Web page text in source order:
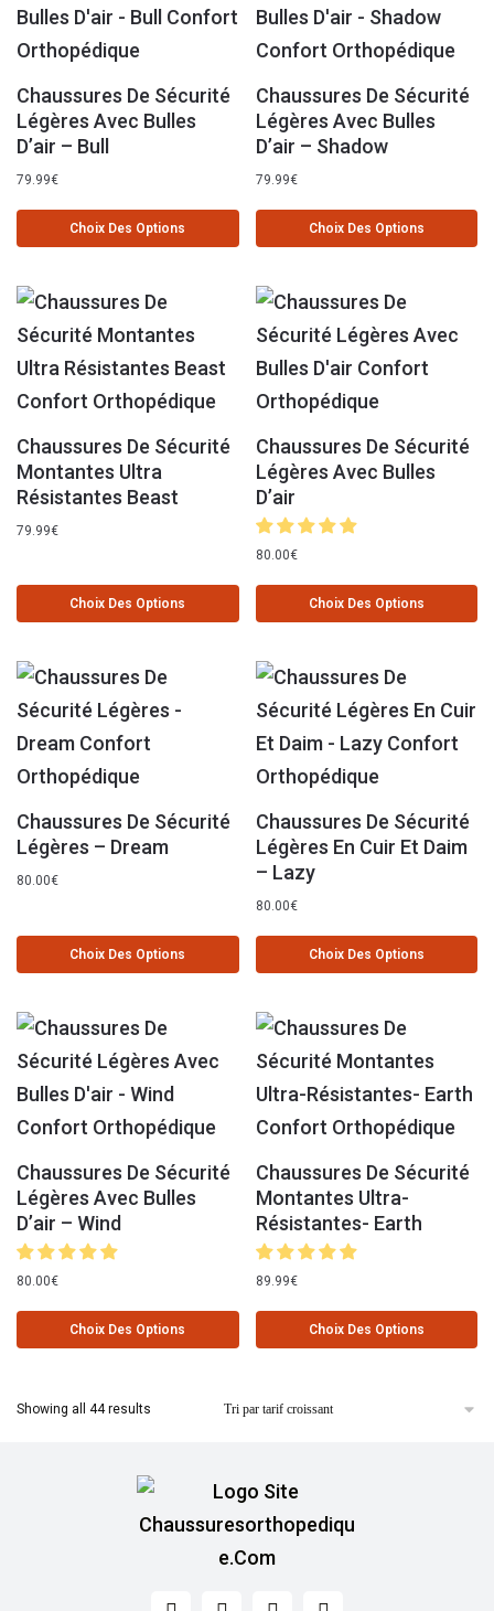
Chaussures De Sécurité
Légères Avec Bulles
D’air – Bull
79.99€
Choix Des Options
Chaussures De Sécurité
Légères Avec Bulles
D’air – Shadow
79.99€
Choix Des Options
Chaussures De Sécurité
Montantes Ultra
Résistantes Beast
79.99€
Choix Des Options
Chaussures De Sécurité
Légères Avec Bulles
D’air
80.00€
Choix Des Options
Chaussures De Sécurité
Légères – Dream
80.00€
Choix Des Options
Chaussures De Sécurité
Légères En Cuir Et Daim
– Lazy
80.00€
Choix Des Options
Chaussures De Sécurité
Légères Avec Bulles
D’air – Wind
80.00€
Choix Des Options
Chaussures De Sécurité
Montantes Ultra-
Résistantes- Earth
89.99€
Choix Des Options
Showing all 44 results